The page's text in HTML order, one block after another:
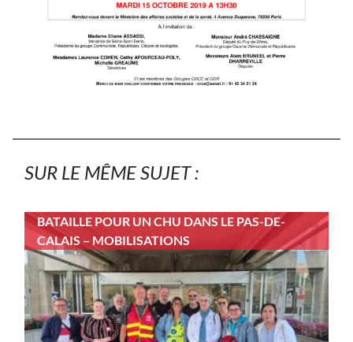
SUR LE MÊME SUJET :
BATAILLE POUR UN CHU DANS LE PAS-DE-
CALAIS – MOBILISATIONS